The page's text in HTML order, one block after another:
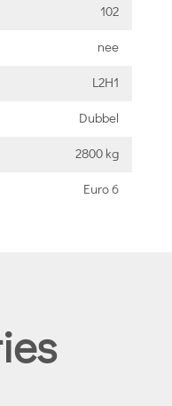
102
nee
L2H1
Dubbel
2800 kg
Euro 6